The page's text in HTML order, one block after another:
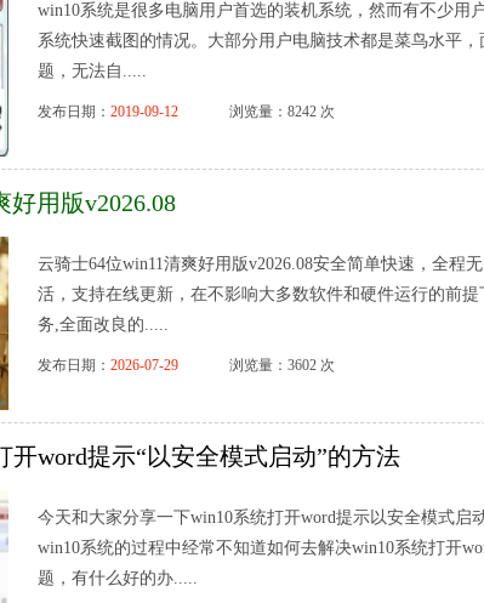
win10系统是很多电脑用户首选的装机系统，然而有不少用
系统快速截图的情况。大部分用户电脑技术都是菜鸟水平
题，无法自.....
发布日期： 2019-09-12 浏览量：8242 次
好用版v2026.08
云骑士64位win11清爽好用版v2026.08安全简单快速，全程
活，支持在线更新，在不影响大多数软件和硬件运行的前
务,全面改良的.....
发布日期： 2026-07-29 浏览量：3602 次
开word提示“以安全模式启动”的方法
今天和大家分享一下win10系统打开word提示以安全模式启
win10系统的过程中经常不知道如何去解决win10系统打开
题，有什么好的办.....